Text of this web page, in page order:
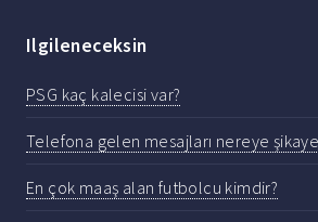
Ilgileneceksin
PSG kaç kalecisi var?
Telefona gelen mesajları nereye
En çok maaş alan futbolcu kimdir?